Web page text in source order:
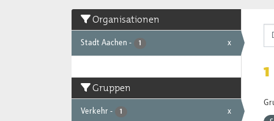
Organisationen
Stadt Aachen - 1 x
Gruppen
Verkehr - 1 x